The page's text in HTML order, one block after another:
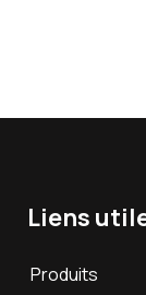
Liens
Produits